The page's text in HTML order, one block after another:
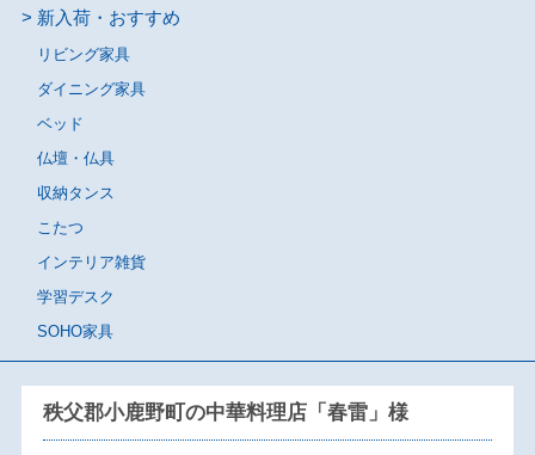
秩父郡小鹿野町の中華料理店「春雷」様
新入荷・おすすめ
リビング家具
ダイニング家具
ベッド
仏壇・仏具
収納タンス
こたつ
インテリア雑貨
学習デスク
SOHO家具